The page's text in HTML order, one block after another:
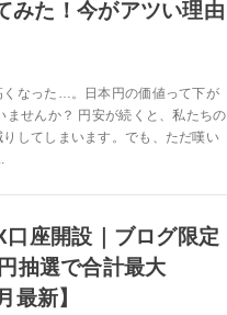
みた！今がアツい理由
くなった…。日本円の価値って下が
ませんか？ 円安が続くと、私たちの
してしまいます。でも、ただ嘆い
座開設｜ブログ限定
抽選で合計最大
最新】